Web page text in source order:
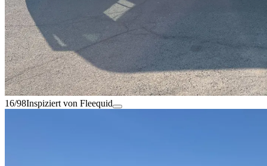
16/98Inspiziert von Fleequid